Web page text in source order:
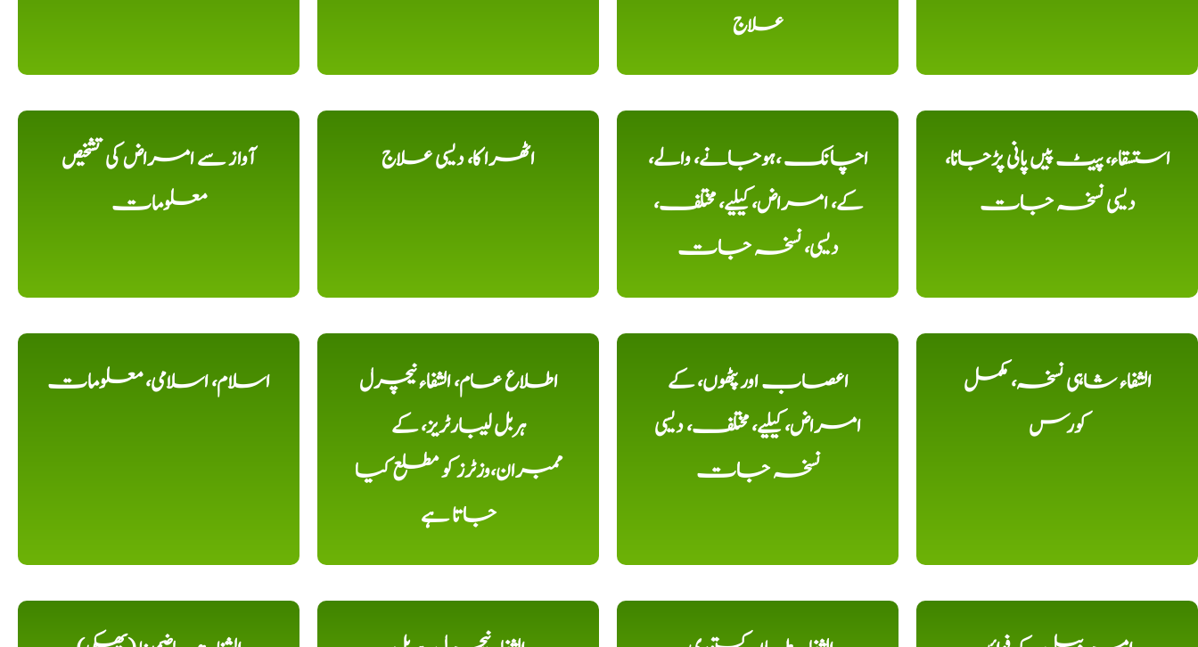
علاج
آواز سے امراض کی تشخیص
معلومات
اٹھرا کا، دیسی علاج
اچانک ،ہوجانے، والے،
کے، امراض، کیلیے، مختلف،
دیسی، نسخہ جات
استسقاء، پیٹ پیں پانی پڑجانا،
دیسی نسخہ جات
اسلام، اسلامی، معلومات
اطلاع عام، الشفاء نیچرل
ہربل لیبارٹریز، کے
ممبران،وزٹرز کو مطلع کیا
جاتا ہے
اعصاب اور پٹھوں، کے
امراض، کیلیے، مختلف، دیسی
نسخہ جات
الشفاء شاہی نسخہ، مکمل
کورس